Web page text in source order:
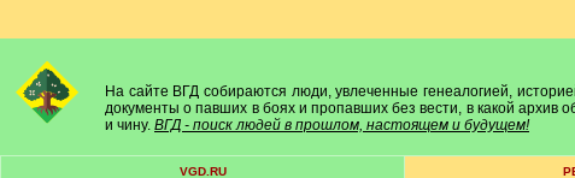
На сайте ВГД собираются люди, увлеченные генеалогией,
документы о павших в боях и пропавших без вести, в какой архив
и чину. ВГД - поиск людей в прошлом, настоящем и будущем!
VGD.RU